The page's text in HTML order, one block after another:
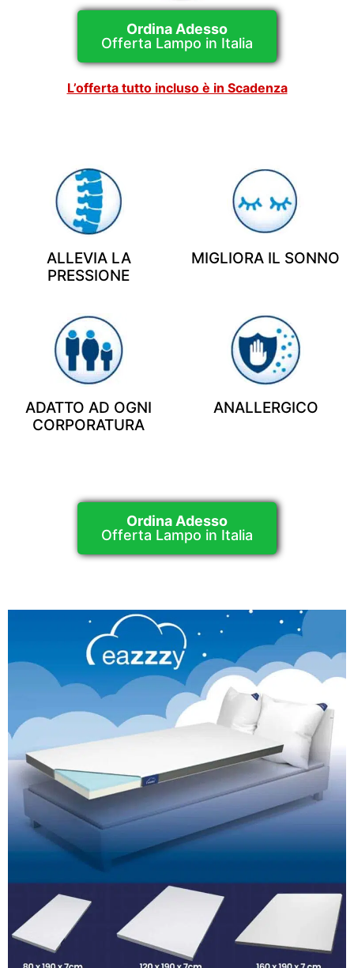
Ordina Adesso
Offerta Lampo in Italia
L’offerta tutto incluso è in Scadenza
ALLEVIA LA
PRESSIONE
MIGLIORA IL SONNO
ADATTO AD OGNI
CORPORATURA
ANALLERGICO
Ordina Adesso
Offerta Lampo in Italia